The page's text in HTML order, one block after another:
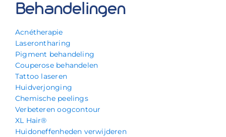
Behandelingen
Acnétherapie
Laserontharing
Pigment behandeling
Couperose behandelen
Tattoo laseren
Huidverjonging
Chemische peelings
Verbeteren oogcontour
XL Hair®
Huidoneffenheden verwijderen